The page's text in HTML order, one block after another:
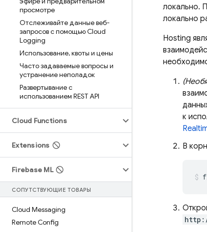
просмотре
Отслеживайте данные веб-
запросов с помощью Cloud
Logging
Использование,квоты и цены
Часто задаваемые вопросы и
устранение неполадок
Развертывание с
использованием REST API
Cloud Functions
Extensions
Firebase ML
СОПУТСТВУЮЩИЕ ТОВАРЫ
Cloud Messaging
Remote Config
локально.
локально
Hosting
к
В